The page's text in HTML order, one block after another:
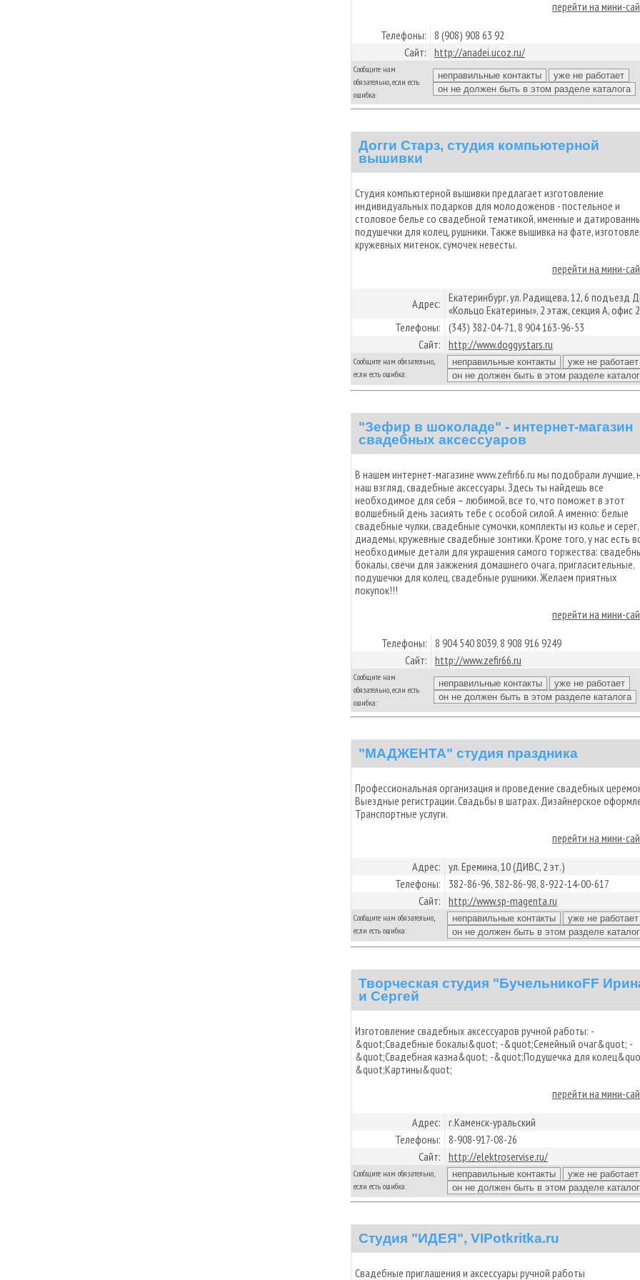
перейти на мини-
Телефоны: 8 (908) 908 63 92
Сайт: http://anadei.ucoz.ru/
Сообщите нам
обязательно, если есть
ошибка:
Догги Старз, студия компьютерной
вышивки
Студия компьютерной вышивки предлагает изготовление
индивидуальных подарков для молодоженов - постельное и
столовое белье со свадебной тематикой, именные и
подушечки для колец, рушники. Также вышивка на фате,
кружевных митенок, сумочек невесты.
перейти на мини-
Адрес: Екатеринбург, ул. Радищева, 12, 6 подъезд
«Кольцо Екатерины», 2 этаж, секция А, офис
Телефоны: (343) 382-04-71, 8 904 163-96-53
Сайт: http://www.doggystars.ru
Сообщите нам обязательно,
если есть ошибка:
"Зефир в шоколаде" - интернет-магазин
свадебных аксессуаров
В нашем интернет-магазине www.zefir66.ru мы подобрали лучшие,
наш взгляд, свадебные аксессуары. Здесь ты найдешь все
необходимое для себя – любимой, все то, что поможет в этот
волшебный день засиять тебе с особой силой. А именно: белые
свадебные чулки, свадебные сумочки, комплекты из колье и серег,
диадемы, кружевные свадебные зонтики. Кроме того, у нас есть
необходимые детали для украшения самого торжества:
бокалы, свечи для зажжения домашнего очага, пригласительные,
подушечки для колец, свадебные рушники. Желаем приятных
покупок!!!
перейти на мини-
Телефоны: 8 904 540 8039, 8 908 916 9249
Сайт: http://www.zefir66.ru
Сообщите нам
обязательно, если есть
ошибка:
"МАДЖЕНТА" студия праздника
Профессиональная организация и проведение свадебных
Выездные регистрации. Свадьбы в шатрах. Дизайнерское
Транспортные услуги.
перейти на мини-
Адрес: ул. Еремина, 10 (ДИВС, 2 эт.)
Телефоны:
382-86-96, 382-86-98, 8-922-14-00-617
Сайт: http://www.sp-magenta.ru
Сообщите нам обязательно,
если есть ошибка:
Творческая студия "БучельникоFF
и Сергей
Изготовление свадебных аксессуаров ручной работы: -
&quot;Свадебные бокалы&quot; -&quot;Семейный очаг&quot; -
&quot;Свадебная казна&quot; -&quot;Подушечка для
&quot;Картины&quot;
перейти на мини-
Адрес: г.Каменск-уральский
Телефоны: 8-908-917-08-26
Сайт: http://elektroservise.ru/
Сообщите нам обязательно,
если есть ошибка:
Студия "ИДЕЯ", VIPotkritka.ru
Свадебные приглашения и аксессуары ручной работы